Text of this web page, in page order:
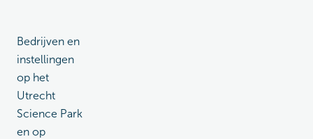
Bedrijven en
instellingen
op het
Utrecht
Science Park
en op